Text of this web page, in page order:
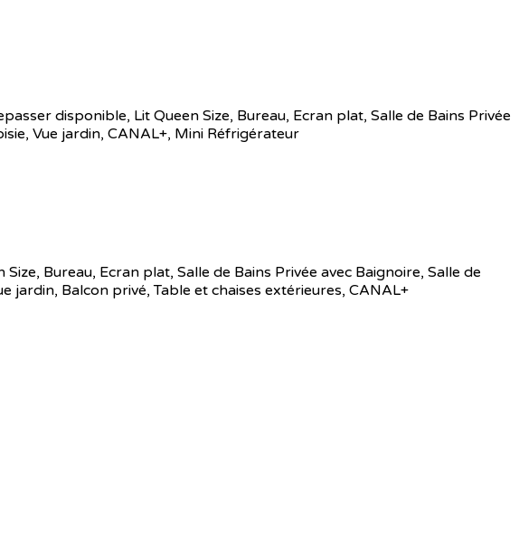
disponible, Lit Queen Size, Bureau, Ecran plat, Salle de Bains Privée
Vue jardin, CANAL+, Mini Réfrigérateur
Bureau, Ecran plat, Salle de Bains Privée avec Baignoire, Salle de
jardin, Balcon privé, Table et chaises extérieures, CANAL+